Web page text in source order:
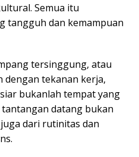
Semua itu
tangguh dan kemampuan
tersinggung, atau
dengan tekanan kerja,
bukanlah tempat yang
tantangan datang bukan
dari rutinitas dan